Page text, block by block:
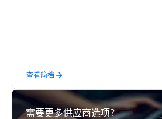
catering industry.
查看简档
需要更多供应商选项？